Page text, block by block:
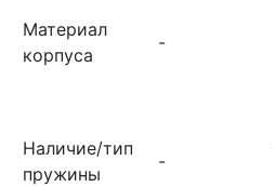
Материал
корпуса
-
Наличие/тип
пружины
-